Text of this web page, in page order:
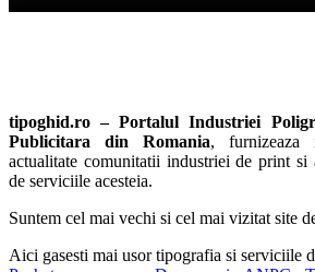
tipoghid.ro – Portalul Industriei
Publicitara din Romania,
actualitate comunitatii industriei de print si
de serviciile acesteia.
Suntem cel mai vechi si cel mai vizitat site
Aici gasesti mai usor tipografia si serviciile